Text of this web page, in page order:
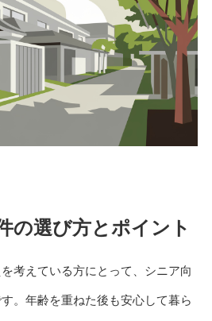
の選び方とポイント
考えている方にとって、シニア向
。年齢を重ねた後も安心して暮ら